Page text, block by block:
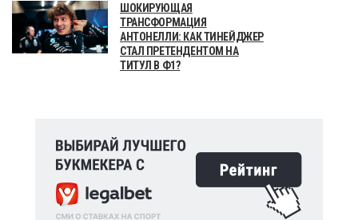
ШОКИРУЮЩАЯ
ТРАНСФОРМАЦИЯ
АНТОНЕЛЛИ: КАК ТИНЕЙДЖЕР
СТАЛ ПРЕТЕНДЕНТОМ НА
ТИТУЛ В Ф1?